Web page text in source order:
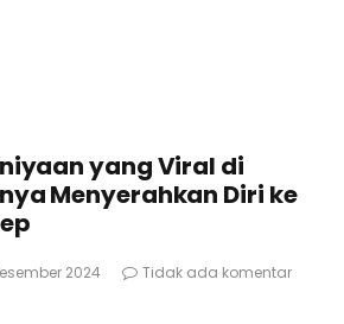
yang Viral di
Menyerahkan Diri ke
2024
Tidak ada komentar